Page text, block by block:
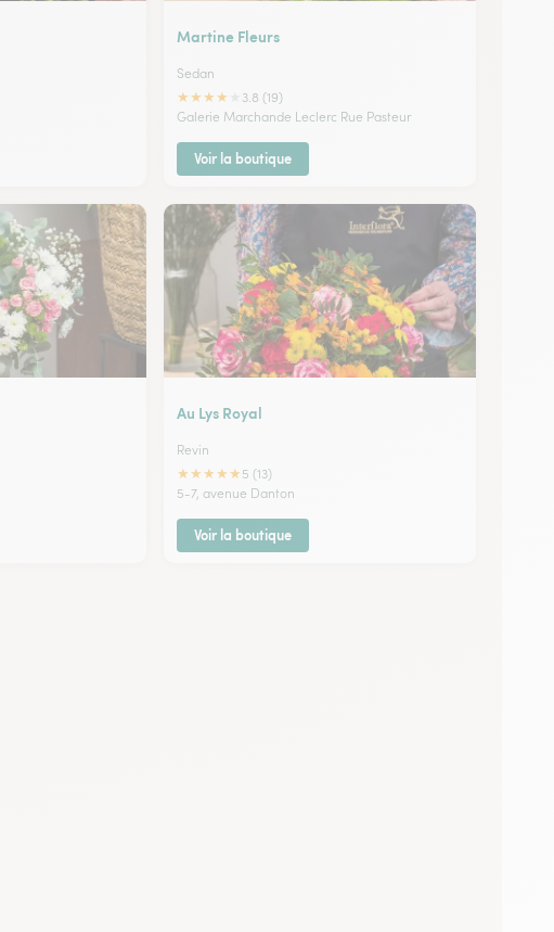
Martine Fleurs
Sedan
★★★★
3.8 (19)
Galerie Marchande Leclerc Rue Pasteur
Voir la boutique
Au Lys Royal
Revin
★★★★★ 5 (13)
5-7, avenue Danton
Voir la boutique